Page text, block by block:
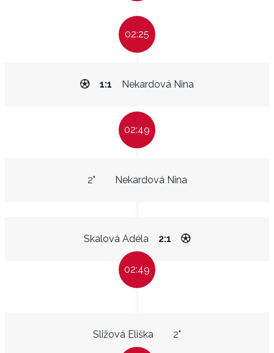
02:25
Nekardová Nina
1:1
02:49
Nekardová Nina
2"
Skalová Adéla 2:1
02:49
Sližová Eliška 2"